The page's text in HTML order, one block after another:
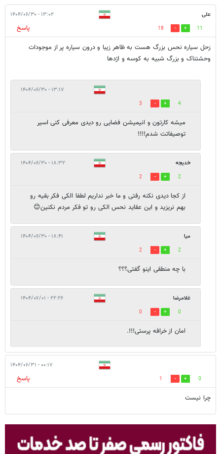
علی ۱۳:۰۲ - ۱۴۰۴/۰۶/۳۰
11
18
پاسخ
زحل سیاره نحس بزرگ هست به ظاهر زیبا و درون سیاره پر از موجودات
وحشتناک و بزرگ شبیه به کوسه و اژدها
۱۳:۱۷ - ۱۴۰۴/۰۶/۳۰
4
3
میشه کارتون و انیمیشن فضایی رو دیدی معرفی کنی اسیر
توصیفاتت شدم!!!!
خدیجه ۱۸:۳۲ - ۱۴۰۴/۰۶/۳۰
2
2
از کجا دیدی نکنه رفتی و ما خبر نداریم لطفا الکی فکر بقیه رو
بهم نریزید و این عقاید نحس الکی رو تو فکر مردم نکنین😊
میا ۱۸:۴۱ - ۱۴۰۴/۰۶/۳۰
2
2
با چه منطقی اینو گفتی؟؟؟
غلامرضا ۲۲:۲۶ - ۱۴۰۴/۰۷/۰۱
0
0
امان از خرافه پرستی!!!.
۰۰:۱۷ - ۱۴۰۴/۰۶/۳۱
0
1
پاسخ
چرا نیست